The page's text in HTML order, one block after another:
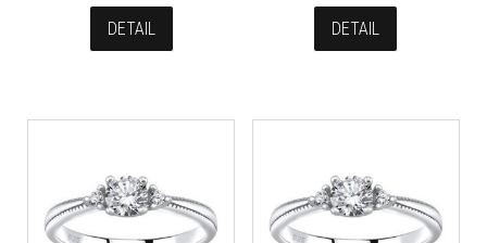
DETAIL DETAIL